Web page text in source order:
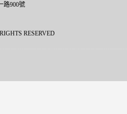
路900號
RESERVED